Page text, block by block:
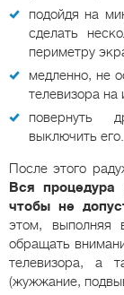
подойдя на
сделать
периметру
медленно, не
телевизора на
повернуть
выключить его.
После этого
Вся процедура
чтобы не
этом, выполняя
обращать
телевизора, а
(жужжание,